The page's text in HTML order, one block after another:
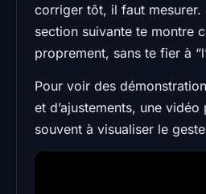
corriger tôt, il faut mesurer.
section suivante te montre
proprement, sans te fier à
Pour voir des
et d’ajustements, une
souvent à visualiser le